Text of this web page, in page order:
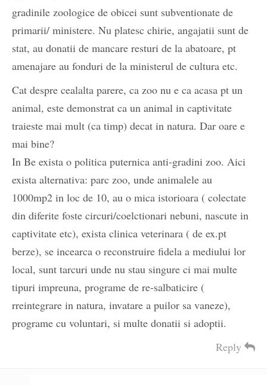
gradinile zoologice de obicei sunt subventionate de
primarii/ ministere. Nu platesc chirie, angajatii sunt de
stat, au donatii de mancare resturi de la abatoare, pt
amenajare au fonduri de la ministerul de cultura etc.
Cat despre cealalta parere, ca zoo nu e ca acasa pt un
animal, este demonstrat ca un animal in captivitate
traieste mai mult (ca timp) decat in natura. Dar oare e
mai bine?
In Be exista o politica puternica anti-gradini zoo. Aici
exista alternativa: parc zoo, unde animalele au
1000mp2 in loc de 10, au o mica istorioara ( colectate
din diferite foste circuri/coelctionari nebuni, nascute in
captivitate etc), exista clinica veterinara ( de ex.pt
berze), se incearca o reconstruire fidela a mediului lor
local, sunt tarcuri unde nu stau singure ci mai multe
tipuri impreuna, programe de re-salbaticire (
rreintegrare in natura, invatare a puilor sa vaneze),
programe cu voluntari, si multe donatii si adoptii.
Reply